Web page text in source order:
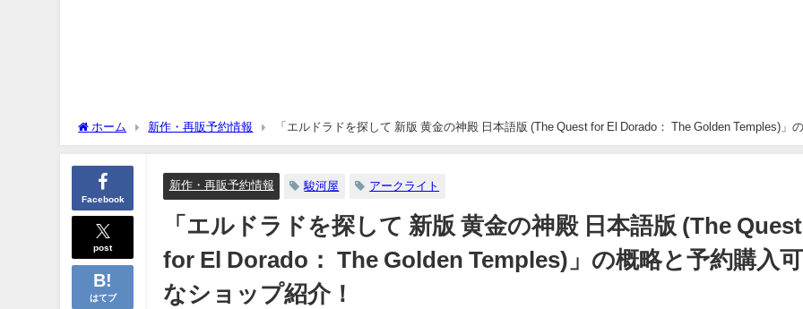
ホーム 新作・再販予約情報
「エルドラドを探して 新版 黄金の神殿 日本語版 (The Quest for El Dorado： The Golden Temples)」
と予約購入可能なショップ紹介！
Facebook
post
はてブ
新作・再販予約情報 駿河屋 アークライト
「エルドラドを探して 新版 黄金の神殿 日本語版 (The Quest
for El Dorado： The Golden Temples)」の概略と予約購入
なショップ紹介！